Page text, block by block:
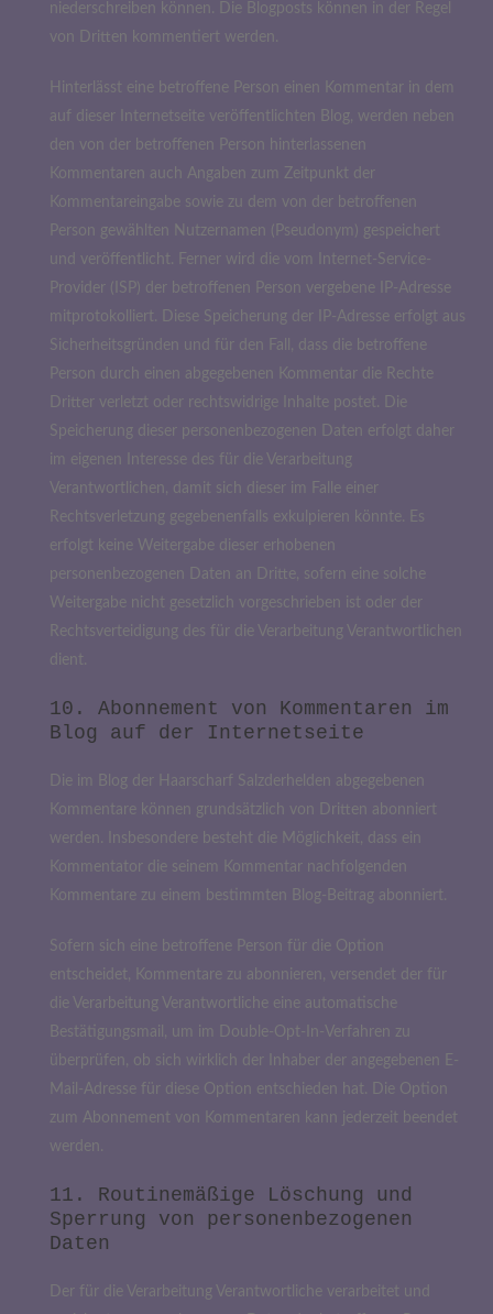
niederschreiben können. Die Blogposts können in der Regel
von Dritten kommentiert werden.
Hinterlässt eine betroffene Person einen Kommentar in dem
auf dieser Internetseite veröffentlichten Blog, werden neben
den von der betroffenen Person hinterlassenen
Kommentaren auch Angaben zum Zeitpunkt der
Kommentareingabe sowie zu dem von der betroffenen
Person gewählten Nutzernamen (Pseudonym) gespeichert
und veröffentlicht. Ferner wird die vom Internet-Service-
Provider (ISP) der betroffenen Person vergebene IP-Adresse
mitprotokolliert. Diese Speicherung der IP-Adresse erfolgt aus
Sicherheitsgründen und für den Fall, dass die betroffene
Person durch einen abgegebenen Kommentar die Rechte
Dritter verletzt oder rechtswidrige Inhalte postet. Die
Speicherung dieser personenbezogenen Daten erfolgt daher
im eigenen Interesse des für die Verarbeitung
Verantwortlichen, damit sich dieser im Falle einer
Rechtsverletzung gegebenenfalls exkulpieren könnte. Es
erfolgt keine Weitergabe dieser erhobenen
personenbezogenen Daten an Dritte, sofern eine solche
Weitergabe nicht gesetzlich vorgeschrieben ist oder der
Rechtsverteidigung des für die Verarbeitung Verantwortlichen
dient.
10. Abonnement von Kommentaren im
Blog auf der Internetseite
Die im Blog der Haarscharf Salzderhelden abgegebenen
Kommentare können grundsätzlich von Dritten abonniert
werden. Insbesondere besteht die Möglichkeit, dass ein
Kommentator die seinem Kommentar nachfolgenden
Kommentare zu einem bestimmten Blog-Beitrag abonniert.
Sofern sich eine betroffene Person für die Option
entscheidet, Kommentare zu abonnieren, versendet der für
die Verarbeitung Verantwortliche eine automatische
Bestätigungsmail, um im Double-Opt-In-Verfahren zu
überprüfen, ob sich wirklich der Inhaber der angegebenen E-
Mail-Adresse für diese Option entschieden hat. Die Option
zum Abonnement von Kommentaren kann jederzeit beendet
werden.
11. Routinemäßige Löschung und
Sperrung von personenbezogenen
Daten
Der für die Verarbeitung Verantwortliche verarbeitet und